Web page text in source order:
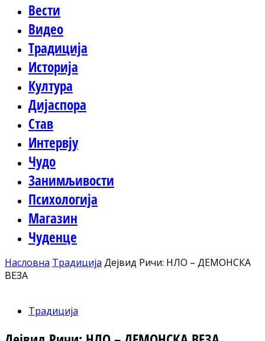
Вести
Видео
Традиција
Историја
Култура
Дијаспора
Став
Интервју
Чудо
Занимљивости
Психологија
Магазин
Чуденце
Насловна Традиција Дејвид Ричи: НЛО – ДЕМОНСКА
ВЕЗА
Традиција